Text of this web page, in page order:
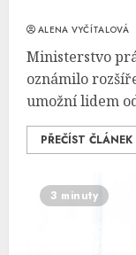
ALENA VYČÍTALOVÁ
Ministerstvo
oznámilo
umožní lidem
PŘEČÍST ČLÁNEK
3 minuty